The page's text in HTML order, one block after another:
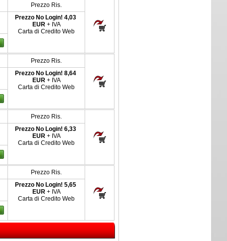
Prezzo Ris.
Prezzo No Login! 4,03
EUR + IVA
Carta di Credito Web
Prezzo Ris.
Prezzo No Login! 8,64
EUR + IVA
Carta di Credito Web
Prezzo Ris.
Prezzo No Login! 6,33
EUR + IVA
Carta di Credito Web
Prezzo Ris.
Prezzo No Login! 5,65
EUR + IVA
Carta di Credito Web